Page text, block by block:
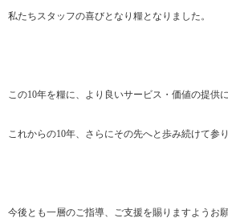
私たちスタッフの喜びとなり糧となりました。
この10年を糧に、より良いサービス・価値の提供に
これからの10年、さらにその先へと歩み続けて参り
今後とも一層のご指導、ご支援を賜りますようお